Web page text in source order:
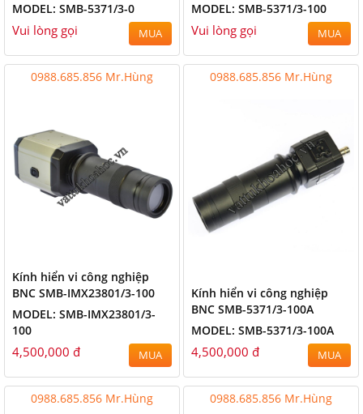
MODEL: SMB-5371/3-0
Vui lòng gọi MUA
MODEL: SMB-5371/3-100
Vui lòng gọi MUA
0988.685.856 Mr.Hùng
Kính hiển vi công nghiệp
BNC SMB-IMX23801/3-100
MODEL: SMB-IMX23801/3-
100
4,500,000 đ MUA
0988.685.856 Mr.Hùng
Kính hiển vi công nghiệp
BNC SMB-5371/3-100A
MODEL: SMB-5371/3-100A
4,500,000 đ MUA
0988.685.856 Mr.Hùng 0988.685.856 Mr.Hùng